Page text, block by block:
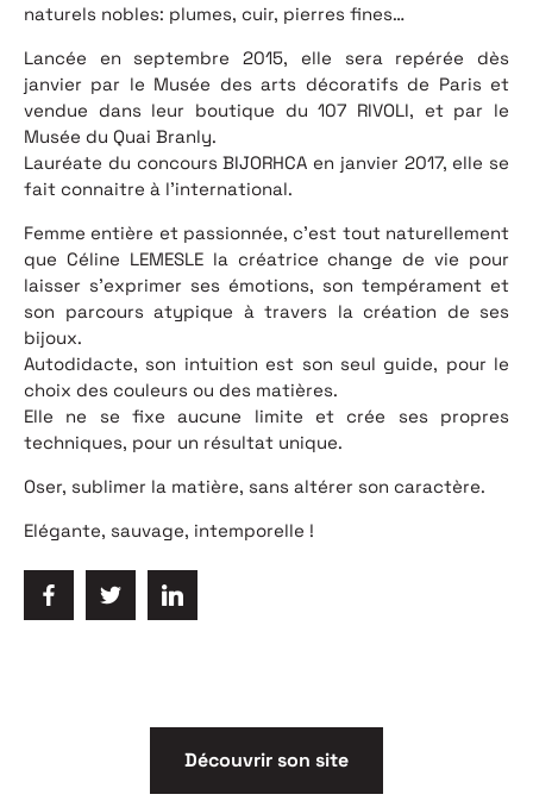
naturels nobles: plumes, cuir, pierres fines…
Lancée en septembre 2015, elle sera repérée dès
janvier par le Musée des arts décoratifs de Paris et
vendue dans leur boutique du 107 RIVOLI, et par le
Musée du Quai Branly.
Lauréate du concours BIJORHCA en janvier 2017, elle se
fait connaitre à l’international.
Femme entière et passionnée, c’est tout naturellement
que Céline LEMESLE la créatrice change de vie pour
laisser s’exprimer ses émotions, son tempérament et
son parcours atypique à travers la création de ses
bijoux.
Autodidacte, son intuition est son seul guide, pour le
choix des couleurs ou des matières.
Elle ne se fixe aucune limite et crée ses propres
techniques, pour un résultat unique.
Oser, sublimer la matière, sans altérer son caractère.
Elégante, sauvage, intemporelle !
Découvrir son site